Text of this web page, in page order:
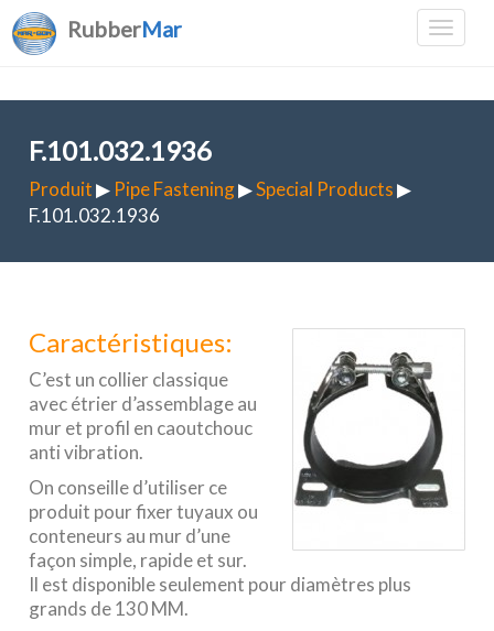
RubberMar
F.101.032.1936
Produit▶ Pipe Fastening▶Special Products▶
F.101.032.1936
Caractéristiques:
C’est un collier classique
avec étrier d’assemblage au
mur et profil en caoutchouc
anti vibration.
On conseille d’utiliser ce
produit pour fixer tuyaux ou
conteneurs au mur d’une
façon simple, rapide et sur.
Il est disponible seulement pour diamètres plus
grands de 130 MM.